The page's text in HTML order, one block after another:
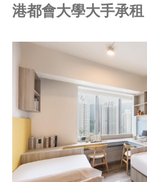
訂閱電子報
先生
姓*
港都會大學大手承租